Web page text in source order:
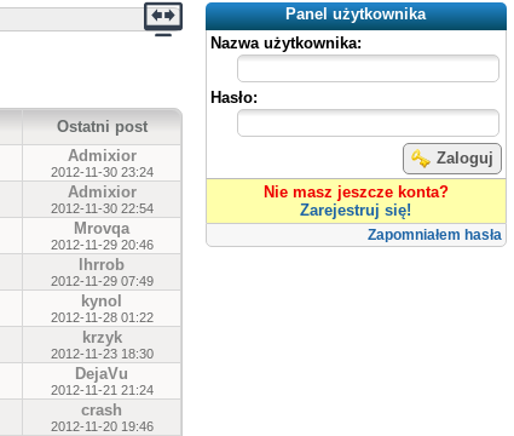
Panel użytkownika
Nazwa użytkownika:
Hasło:
Zaloguj
Nie masz jeszcze konta?
Zarejestruj się!
Zapomniałem hasła
Ostatni post
Admixior
2012-11-30 23:24
Admixior
2012-11-30 22:54
Mrovqa
2012-11-29 20:46
lhrrob
2012-11-29 07:49
kynol
2012-11-28 01:22
krzyk
2012-11-23 18:30
DejaVu
2012-11-21 21:24
crash
2012-11-20 19:46